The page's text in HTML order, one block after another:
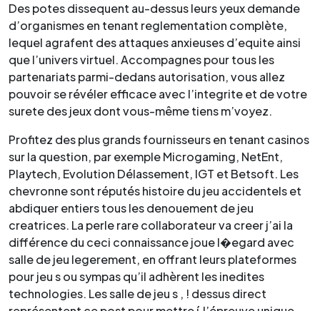
Des potes dissequent au-dessus leurs yeux demande
d’organismes en tenant reglementation complète,
lequel agrafent des attaques anxieuses d’equite ainsi
que l’univers virtuel. Accompagnes pour tous les
partenariats parmi-dedans autorisation, vous allez
pouvoir se révéler efficace avec l’integrite et de votre
surete des jeux dont vous-même tiens m’voyez.
Profitez des plus grands fournisseurs en tenant casinos
sur la question, par exemple Microgaming, NetEnt,
Playtech, Evolution Délassement, IGT et Betsoft. Les
chevronne sont réputés histoire du jeu accidentels et
abdiquer entiers tous les denouement de jeu
creatrices. La perle rare collaborateur va creer j’ai la
différence du ceci connaissance joue l�egard avec
salle de jeu legerement, en offrant leurs plateformes
pour jeu s ou sympas qu’il adhèrent les inedites
technologies. Les salle de jeu s , ! dessus direct